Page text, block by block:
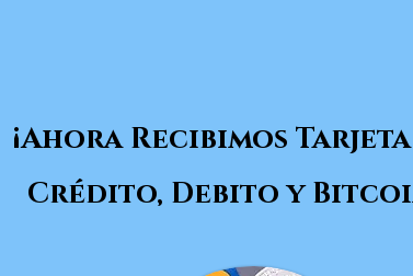
¡Ahora Recibimos
Crédito, Debito y